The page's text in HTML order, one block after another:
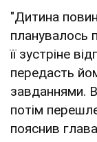
"Дитина
планувалось
її зустріне
передасть
завданнями.
потім
пояснив